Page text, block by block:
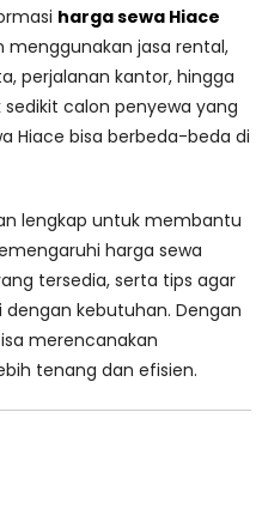
harga sewa Hiace
jasa rental,
perjalanan kantor, hingga
calon penyewa yang
Hiace bisa berbeda-beda di
lengkap untuk membantu
harga sewa
tersedia, serta tips agar
kebutuhan. Dengan
merencanakan
tenang dan efisien.